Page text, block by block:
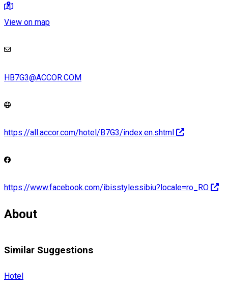
View on map
HB7G3@ACCOR.COM
https://all.accor.com/hotel/B7G3/index.en.shtml
https://www.facebook.com/ibisstylessibiu?locale=ro_RO
About
Similar Suggestions
Hotel